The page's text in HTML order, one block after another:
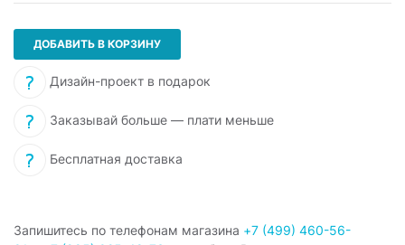
ДОБАВИТЬ В КОРЗИНУ
Дизайн-проект в подарок
Заказывай больше — плати меньше
Бесплатная доставка
Запишитесь по телефонам магазина +7 (499) 460-56-